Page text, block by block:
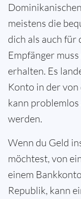
meistens die
dich als auch für
Empfänger
erhalten. Es
Konto in der
kann problemlos
werden.
Wenn du Geld
möchtest, von
einem
Republik, kann